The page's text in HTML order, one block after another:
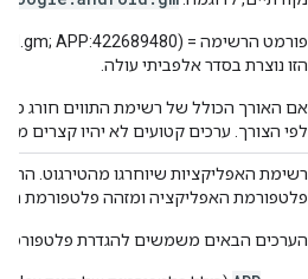
הזו נוצרת בסדר אלפביתי עולה.
לפי הצורך. ערכים קטועים לא יהיו קצרים מ-10 תווים.
רשימת האפליקציות שיוחרגו מהטירגוט.
פלטפורמת האפליקציה ומזהה פלטפורמת
הערכים הבאים משמשים להגדרת